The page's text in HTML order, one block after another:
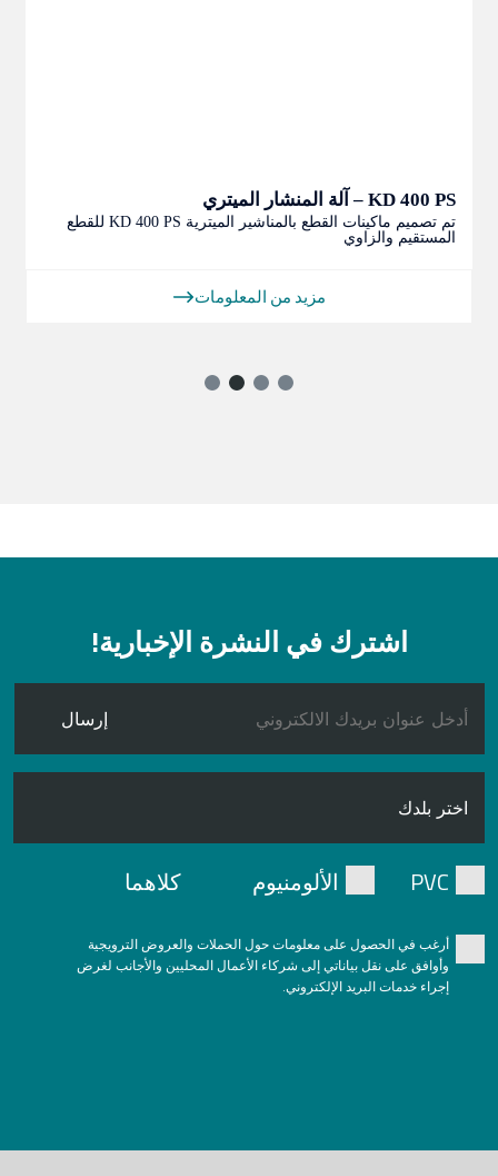
KD 400 PS – آلة المنشار الميتري
تم تصميم ماكينات القطع بالمناشير الميترية KD 400 PS للقطع
المستقيم والزاوي
مزيد من المعلومات
اشترك في النشرة الإخبارية!
إرسال
PVC الألومنيوم كلاهما
أرغب في الحصول على معلومات حول الحملات والعروض الترويجية
وأوافق على نقل بياناتي إلى شركاء الأعمال المحليين والأجانب لغرض
إجراء خدمات البريد الإلكتروني.